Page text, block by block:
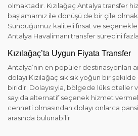
olmaktadır. Kızılağaç Antalya transfer
başlamamız ile dönüşü de bir çile
Sunduğumuz kaliteli fırsat ve
Antalya Havalimanı transfer sürecini
Kızılağaç’ta Uygun Fiyata Transfer
Antalya’nın en popüler destinasyonları
dolayı Kızılağaç sık sık yoğun bir
biridir. Dolayısıyla, bölgede lüks oteller
sayıda alternatif seçenek hizmet
cenneti olmasından dolayı onlarca
arasında bulunabilir.